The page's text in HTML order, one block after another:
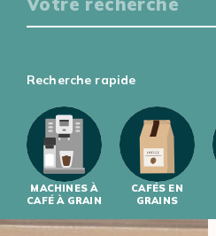
Recherche rapide
MACHINES À
CAFÉ À GRAIN
CAFÉS EN
GRAINS